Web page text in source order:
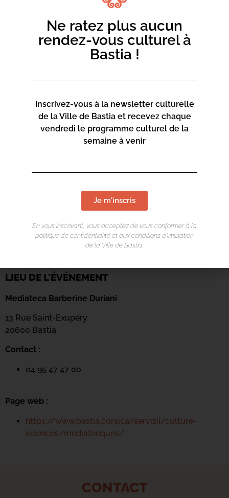
LIEU DE L'ÉVÉNEMENT
Mediateca Barberine Duriani
13 Rue Saint-Exupéry
20600 Bastia
Contact :
04 95 47 47 00
Page web :
https://www.bastia.corsica/servizii/culture-
sciences/mediatheques/
CONTACT
Ne ratez plus aucun
rendez-vous culturel à
Bastia !
Inscrivez-vous à la newsletter culturelle
de la Ville de Bastia et recevez chaque
vendredi le programme culturel de la
semaine à venir
Je m'inscris
En vous inscrivant, vous acceptez de vous conformer à la
politique de confidentialité et aux conditions d’utilisation
de la Ville de Bastia.